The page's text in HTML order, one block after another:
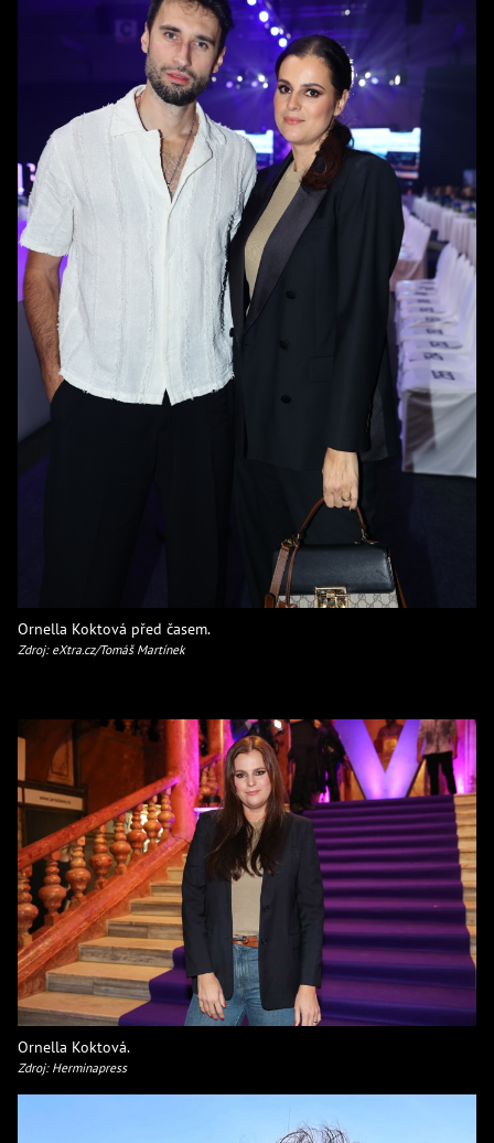
Ornella Koktová před časem.
Zdroj: eXtra.cz/Tomáš Martínek
Ornella Koktová.
Zdroj: Herminapress